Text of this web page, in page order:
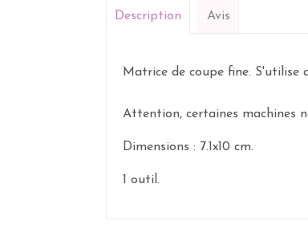
Description Avis
Matrice de coupe fine. S'utilise
Attention, certaines machines
Dimensions : 7.1x10 cm.
1 outil.